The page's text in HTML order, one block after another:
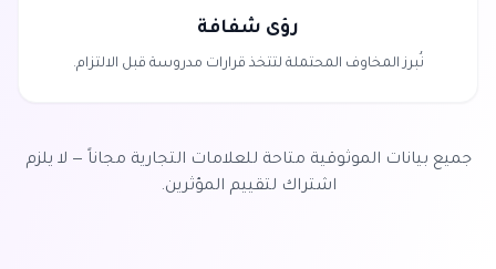
رؤى شفافة
نُبرز المخاوف المحتملة لتتخذ قرارات مدروسة قبل الالتزام.
جميع بيانات الموثوقية متاحة للعلامات التجارية مجاناً — لا يلزم
اشتراك لتقييم المؤثرين.